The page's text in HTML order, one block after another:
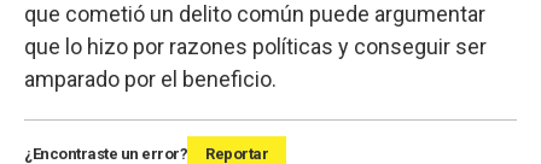
que cometió un delito común puede argumentar
que lo hizo por razones políticas y conseguir ser
amparado por el beneficio.
¿Encontraste un error? Reportar